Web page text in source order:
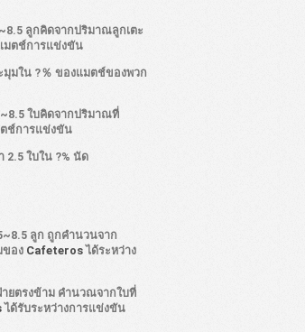
ลูกคิดจากปริมาณลูกเตะ
มตช์การแข่งขัน
มุมใน ?％ ของแมตช์ของพวก
ใบคิดจากปริมาณที่
ช์การแข่งขัน
2.5 ใบใน ?% นัด
ลูก ถูกคำนวนจาก
ของ Cafeterosได้ระหว่าง
ายตรงข้าม คำนวณจากใบที่
ได้รับระหว่างการแข่งขัน